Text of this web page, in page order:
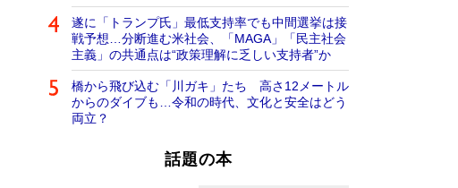
遂に「トランプ氏」最低支持率でも中間選挙は接
戦予想…分断進む米社会、「MAGA」「民主社会
主義」の共通点は“政策理解に乏しい支持者”か
橋から飛び込む「川ガキ」たち 高さ12メートル
からのダイブも…令和の時代、文化と安全はどう
両立？
話題の本